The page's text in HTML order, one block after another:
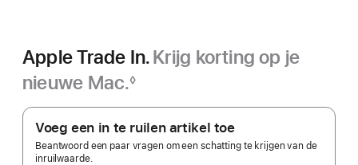
Apple Trade In.Krijg korting op je
nieuwe Mac.◊
Apple Trade In.
Voeg een in te ruilen artikel toe
Beantwoord een paar vragen om een schatting te krijgen van de
inruilwaarde.